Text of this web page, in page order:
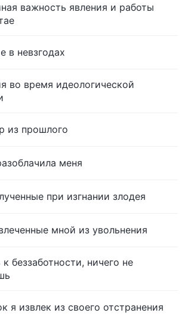
важность явления и работы
в невзгодах
во время идеологической
из прошлого
меня
при изгнании злодея
мной из увольнения
беззаботности, ничего не
я извлек из своего отстранения